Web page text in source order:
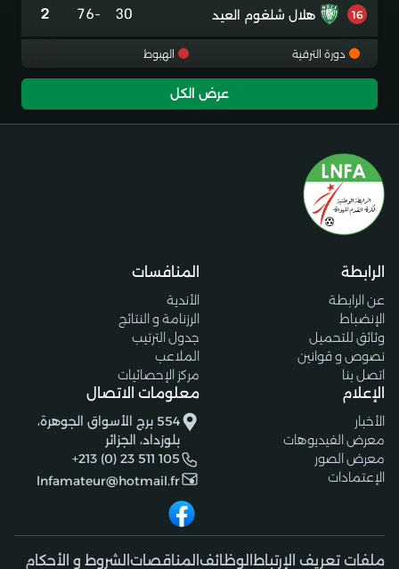
16 هلال شلغوم العيد 30
-76
2
دورة الترقية الهبوط
عرض الكل
الرابطة
عن الرابطة
الإنضباط
وثائق للتحميل
نصوص و قوانين
اتصل بنا
المنافسات
الأندية
الرزنامة و النتائج
جدول الترتيب
الملاعب
مركز الإحصائيات
الإعلام
الأخبار
معرض الفيديوهات
معرض الصور
الإعتمادات
معلومات الاتصال
554 برج الأسواق الجوهرة،
بلوزداد، الجزائر
+213 (0) 23 511 105
lnfamateur@hotmail.fr
ملفات تعريف الإرتباط الوظائف المناقصات الشروط و الأحكام